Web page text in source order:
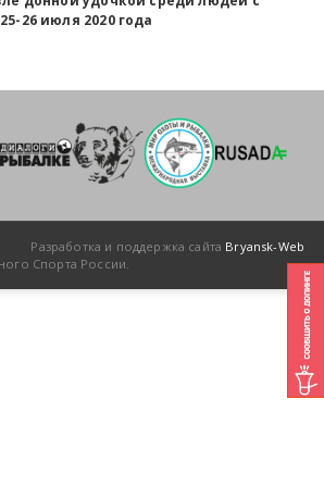
26 июля 2020 года
Разработка и поддержка сайта Bryansk-Web
Спорта России.